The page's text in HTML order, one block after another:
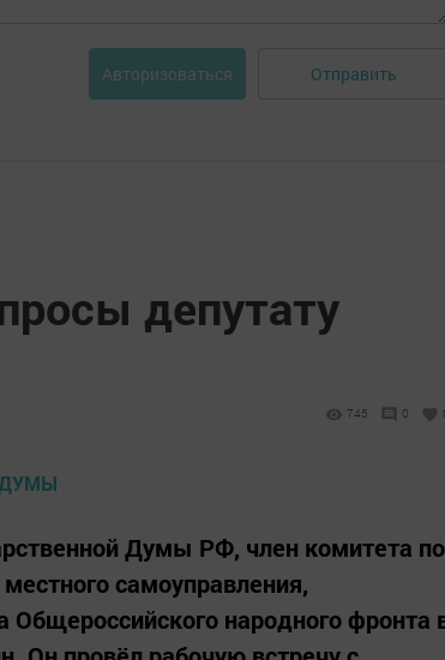
Авторизоваться Отправить
депутату
745 0
Думы РФ, член комитета по
самоуправления,
Общероссийского народного фронта